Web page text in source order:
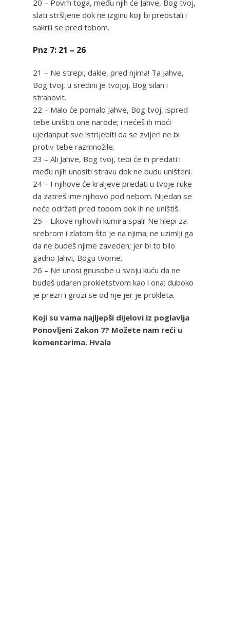
20 – Povrh toga, među njih će Jahve, Bog tvoj,
slati stršljene dok ne izginu koji bi preostali i
sakrili se pred tobom.
Pnz 7: 21 – 26
21 – Ne strepi, dakle, pred njima! Ta Jahve,
Bog tvoj, u sredini je tvojoj, Bog silan i
strahovit.
22 – Malo će pomalo Jahve, Bog tvoj, ispred
tebe uništiti one narode; i nećeš ih moći
ujedanput sve istrijebiti da se zvijeri ne bi
protiv tebe razmnožile.
23 – Ali Jahve, Bog tvoj, tebi će ih predati i
među njih unositi stravu dok ne budu uništeni.
24 – I njihove će kraljeve predati u tvoje ruke
da zatreš ime njihovo pod nebom. Nijedan se
neće održati pred tobom dok ih ne uništiš.
25 – Likove njihovih kumira spali! Ne hlepi za
srebrom i zlatom što je na njima; ne uzimlji ga
da ne budeš njime zaveden; jer bi to bilo
gadno Jahvi, Bogu tvome.
26 – Ne unosi gnusobe u svoju kuću da ne
budeš udaren prokletstvom kao i ona; duboko
je prezri i grozi se od nje jer je prokleta.
Koji su vama najljepši dijelovi iz poglavlja
Ponovljeni Zakon 7? Možete nam reći u
komentarima. Hvala